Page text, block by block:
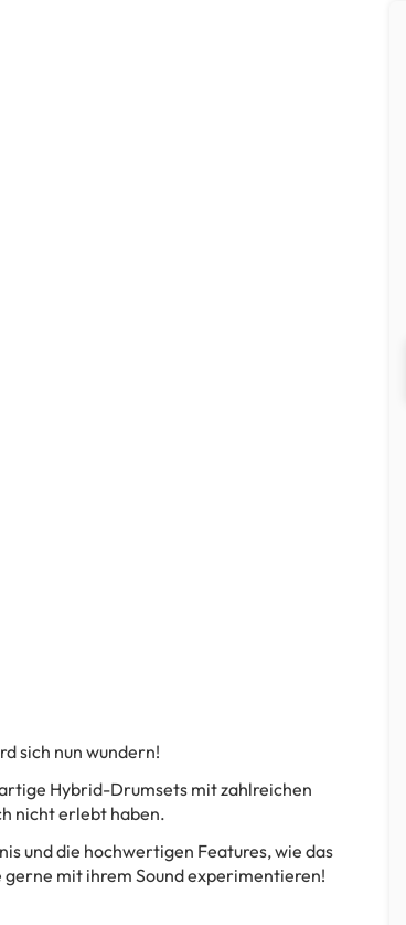
sich nun wundern!
Hybrid-Drumsets mit zahlreichen
nicht erlebt haben.
und die hochwertigen Features, wie das
mit ihrem Sound experimentieren!